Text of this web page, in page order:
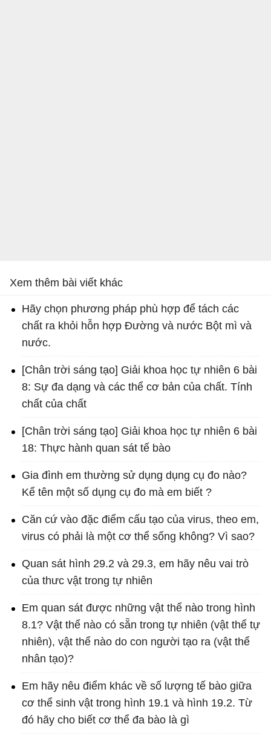
Xem thêm bài viết khác
Hãy chọn phương pháp phù hợp để tách các
chất ra khỏi hỗn hợp Đường và nước Bột mì và
nước.
[Chân trời sáng tạo] Giải khoa học tự nhiên 6 bài
8: Sự đa dạng và các thể cơ bản của chất. Tính
chất của chất
[Chân trời sáng tạo] Giải khoa học tự nhiên 6 bài
18: Thực hành quan sát tế bào
Gia đình em thường sử dụng dụng cụ đo nào?
Kể tên một số dụng cụ đo mà em biết ?
Căn cứ vào đặc điểm cấu tạo của virus, theo em,
virus có phải là một cơ thể sống không? Vì sao?
Quan sát hình 29.2 và 29.3, em hãy nêu vai trò
của thưc vật trong tự nhiên
Em quan sát được những vật thể nào trong hình
8.1? Vật thể nào có sẵn trong tự nhiên (vật thể tự
nhiên), vật thể nào do con người tạo ra (vật thể
nhân tạo)?
Em hãy nêu điểm khác về số lượng tế bào giữa
cơ thể sinh vật trong hình 19.1 và hình 19.2. Từ
đó hãy cho biết cơ thể đa bào là gì